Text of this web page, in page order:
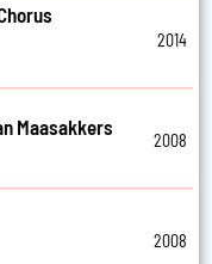
2014
Maasakkers
2008
2008